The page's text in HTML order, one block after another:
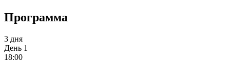
Программа
3 дня
День 1
18:00